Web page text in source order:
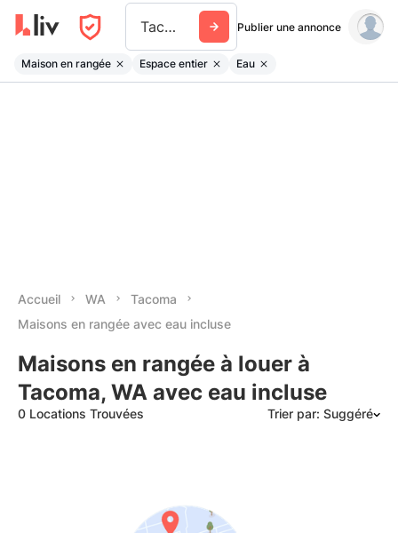
Tacoma Publier une annonce
Maison en rangée Espace entier Eau
Accueil WA
Tacoma
Maisons en rangée avec eau incluse
Maisons en rangée à louer à
Tacoma, WA avec eau incluse
0 Locations Trouvées Trier par: Suggéré
Date: les plus anciens d’abord